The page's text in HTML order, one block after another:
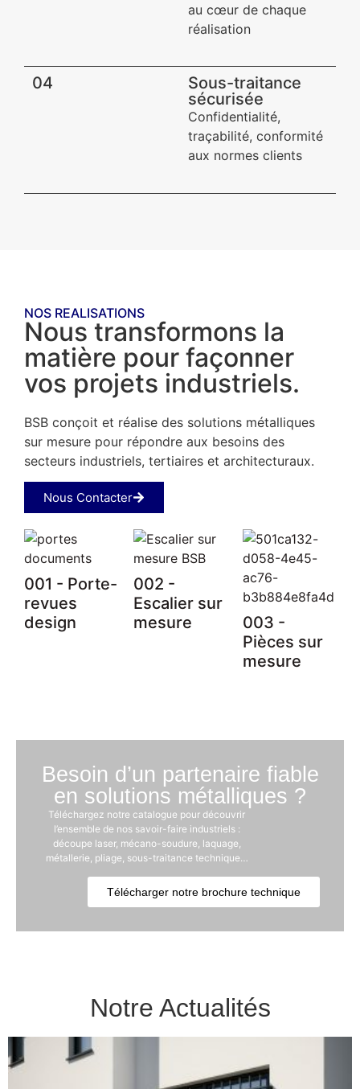
au cœur de chaque
réalisation
04
Sous-traitance
sécurisée​
Confidentialité,
traçabilité, conformité
aux normes clients
NOS REALISATIONS
Nous transformons la
matière pour façonner
vos projets industriels.
BSB conçoit et réalise des solutions métalliques
sur mesure pour répondre aux besoins des
secteurs industriels, tertiaires et architecturaux.
Nous Contacter
001 - Porte-
revues
design
002 -
Escalier sur
mesure
003 -
Pièces sur
mesure
Besoin d’un partenaire fiable
en solutions métalliques ?
Téléchargez notre catalogue pour découvrir
l’ensemble de nos savoir-faire industriels :
découpe laser, mécano-soudure, laquage,
métallerie, pliage, sous-traitance technique…
Télécharger notre brochure technique
Notre Actualités